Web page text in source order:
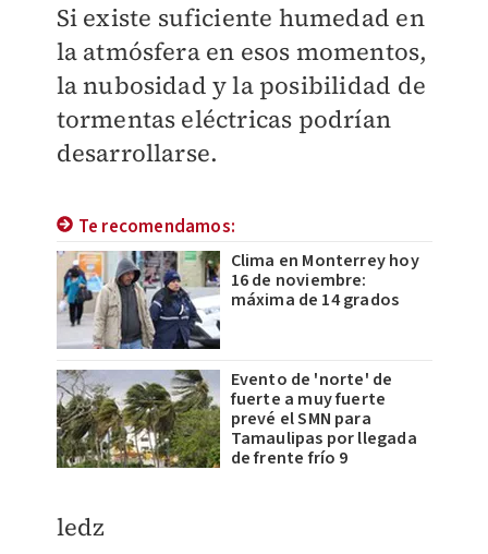
Si existe suficiente humedad en
la atmósfera en esos momentos,
la nubosidad y la posibilidad de
tormentas eléctricas podrían
desarrollarse.
Te recomendamos:
Clima en Monterrey hoy
16 de noviembre:
máxima de 14 grados
Evento de 'norte' de
fuerte a muy fuerte
prevé el SMN para
Tamaulipas por llegada
de frente frío 9
ledz